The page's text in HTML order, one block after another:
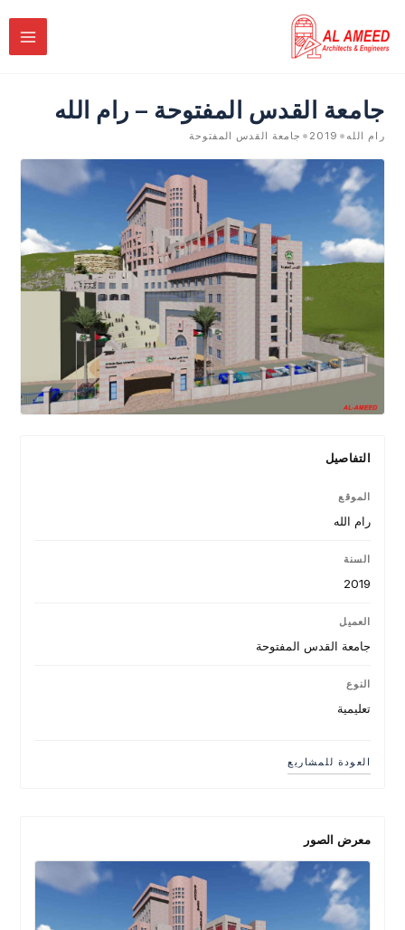
إلى
المحتوى
جامعة القدس المفتوحة – رام الله
رام الله•
2019
• جامعة القدس المفتوحة
معرض الصور
التفاصيل
الموقع
رام الله
السنة
2019
العميل
جامعة القدس المفتوحة
النوع
تعليمية
العودة للمشاريع